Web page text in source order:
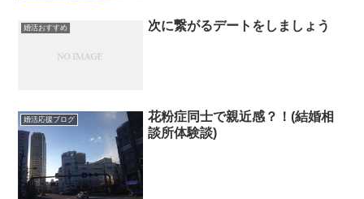
婚活おすすめ 次に繋がるデートをしましょう
婚活応援ブログ
花粉症同士で親近感？！(結婚相
談所体験談)